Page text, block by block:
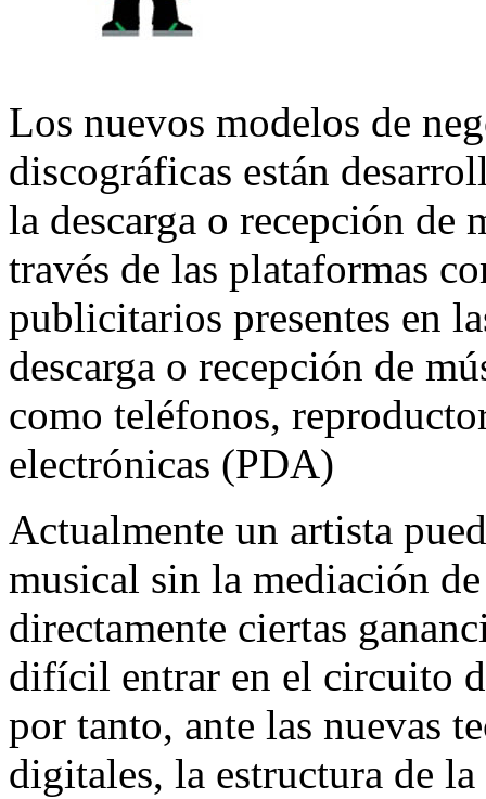
Los nuevos modelos de
discográficas están
la descarga o recepción de
través de las plataformas
publicitarios presentes en
descarga o recepción de
como teléfonos,
electrónicas (PDA)
Actualmente un artista
musical sin la mediación
directamente ciertas
difícil entrar en el circuito
por tanto, ante las nuevas
digitales, la estructura de